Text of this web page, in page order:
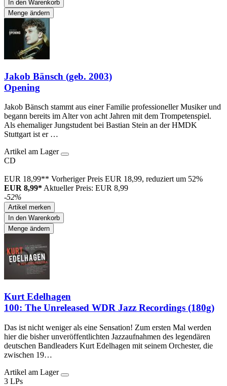
In den Warenkorb
Menge ändern
Jakob Bänsch (geb. 2003)
Opening
Jakob Bänsch stammt aus einer Familie professioneller Musiker und
begann bereits im Alter von acht Jahren mit dem Trompetenspiel.
Als ehemaliger Jungstudent bei Bastian Stein an der HMDK
Stuttgart ist er …
Artikel am Lager
CD
EUR 18,99** Vorheriger Preis EUR 18,99, reduziert um 52%
EUR 8,99*Aktueller Preis: EUR 8,99
-52%
Artikel merken
In den Warenkorb
Menge ändern
Kurt Edelhagen
100: The Unreleased WDR Jazz Recordings (180g)
Das ist nicht weniger als eine Sensation! Zum ersten Mal werden
hier die bisher unveröffentlichten Jazzaufnahmen des legendären
deutschen Bandleaders Kurt Edelhagen mit seinem Orchester, die
zwischen 19…
Artikel am Lager
3 LPs